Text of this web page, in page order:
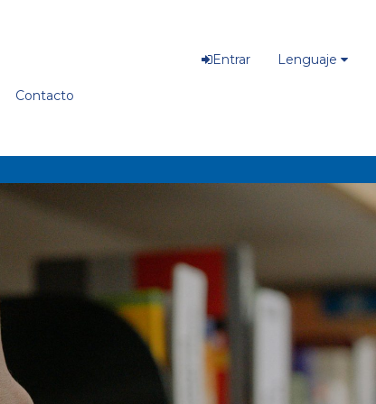
Contacto
Entrar Lenguaje